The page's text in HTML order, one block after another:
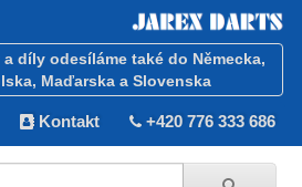
díly odesíláme také do Německa,
Maďarska a Slovenska
Kontakt +420 776 333 686